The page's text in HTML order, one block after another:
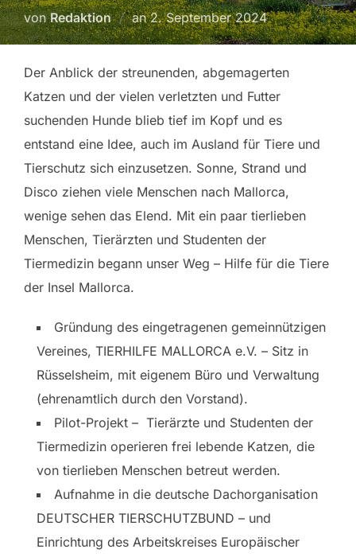
vonRedaktion anVeröffentlicht
am
2. September 2024
Der Anblick der streunenden, abgemagerten
Katzen und der vielen verletzten und Futter
suchenden Hunde blieb tief im Kopf und es
entstand eine Idee, auch im Ausland für Tiere und
Tierschutz sich einzusetzen. Sonne, Strand und
Disco ziehen viele Menschen nach Mallorca,
wenige sehen das Elend. Mit ein paar tierlieben
Menschen, Tierärzten und Studenten der
Tiermedizin begann unser Weg – Hilfe für die Tiere
der Insel Mallorca.
Gründung des eingetragenen gemeinnützigen
Vereines, TIERHILFE MALLORCA e.V. – Sitz in
Rüsselsheim, mit eigenem Büro und Verwaltung
(ehrenamtlich durch den Vorstand).
Pilot-Projekt – Tierärzte und Studenten der
Tiermedizin operieren frei lebende Katzen, die
von tierlieben Menschen betreut werden.
Aufnahme in die deutsche Dachorganisation
DEUTSCHER TIERSCHUTZBUND – und
Einrichtung des Arbeitskreises Europäischer